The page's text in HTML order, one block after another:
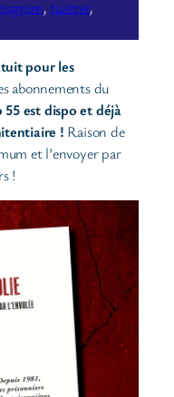
, twitter,
pour les
abonnements du
55 est dispo et déjà
! Raison de
et l’envoyer par
!